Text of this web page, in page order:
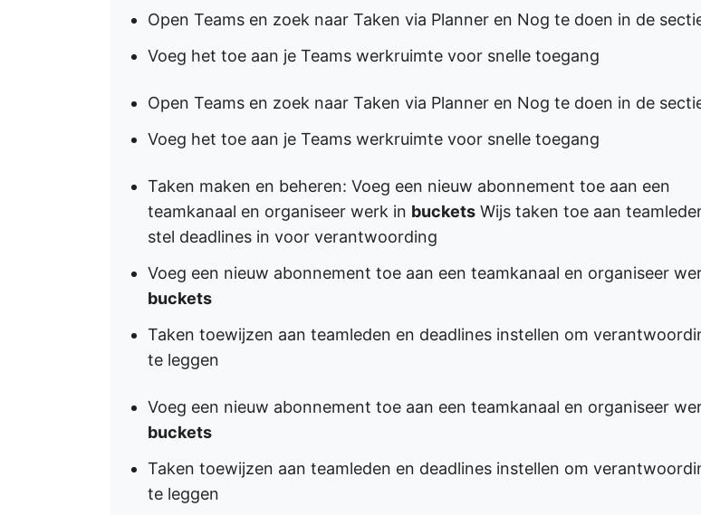
Open Teams en zoek naar Taken via Planner en Nog te doen in de
Voeg het toe aan je Teams werkruimte voor snelle toegang
Open Teams en zoek naar Taken via Planner en Nog te doen in de
Voeg het toe aan je Teams werkruimte voor snelle toegang
Taken maken en beheren: Voeg een nieuw abonnement toe aan een
teamkanaal en organiseer werk in buckets Wijs taken toe aan
stel deadlines in voor verantwoording
Voeg een nieuw abonnement toe aan een teamkanaal en organiseer
buckets
Taken toewijzen aan teamleden en deadlines instellen om
te leggen
Voeg een nieuw abonnement toe aan een teamkanaal en organiseer
buckets
Taken toewijzen aan teamleden en deadlines instellen om
te leggen